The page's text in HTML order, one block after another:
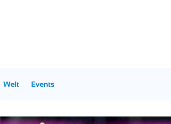
Welt Events